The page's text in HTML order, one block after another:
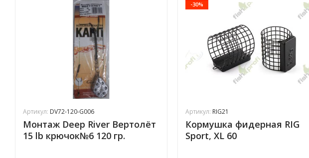
Артикул: DV72-120-G006
Монтаж Deep River Вертолёт
15 lb крючок№6 120 гр.
-30%
Артикул: RIG21
Кормушка фидерная RIG
Sport, XL 60